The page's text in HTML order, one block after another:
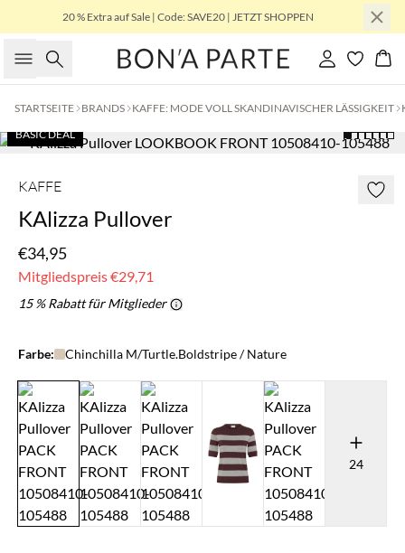
20 % Extra auf Sale | Code: SAVE20 | JETZT SHOPPEN
Suche Einloggen
STARTSEITE BRANDS KAFFE: MODE VOLL SKANDINAVISCHER LÄSSIGKEIT
BASIC DEAL
KAFFE
KAlizza Pullover
€34,95
Mitgliedspreis€29,71
15 % Rabatt für Mitglieder
Farbe: Chinchilla M/Turtle.Boldstripe / Nature
24